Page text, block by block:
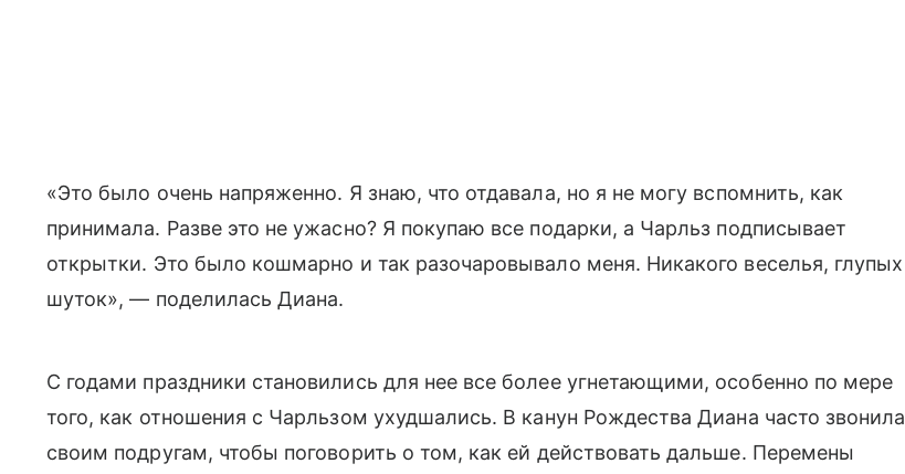
«Это было очень напряженно. Я знаю, что отдавала, но я не могу вспомнить, как
принимала. Разве это не ужасно? Я покупаю все подарки, а Чарльз подписывает
открытки. Это было кошмарно и так разочаровывало меня. Никакого веселья, глупых
шуток», — поделилась Диана.
С годами праздники становились для нее все более угнетающими, особенно по мере
того, как отношения с Чарльзом ухудшались. В канун Рождества Диана часто звонила
своим подругам, чтобы поговорить о том, как ей действовать дальше. Перемены